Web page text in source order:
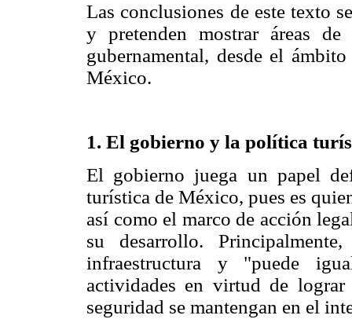
Las conclusiones de este texto
y pretenden mostrar áreas
gubernamental, desde el
México.
1. El gobierno y la política
El gobierno juega un papel
turística de México, pues es
así como el marco de acción
su desarrollo.
infraestructura y "puede
actividades en virtud de
seguridad se mantengan en el